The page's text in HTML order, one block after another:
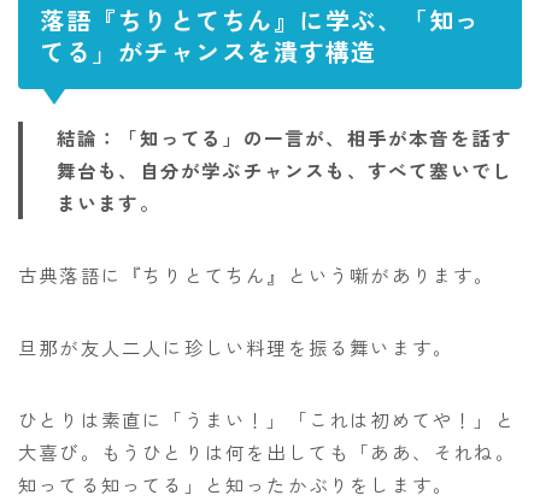
落語『ちりとてちん』に学ぶ、「知っ
てる」がチャンスを潰す構造
結論：「知ってる」の一言が、相手が本音を話す
舞台も、自分が学ぶチャンスも、すべて塞いでし
まいます。
古典落語に『ちりとてちん』という噺があります。
旦那が友人二人に珍しい料理を振る舞います。
ひとりは素直に「うまい！」「これは初めてや！」と
大喜び。もうひとりは何を出しても「ああ、それね。
知ってる知ってる」と知ったかぶりをします。